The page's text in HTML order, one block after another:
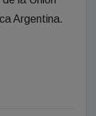
Argentina.